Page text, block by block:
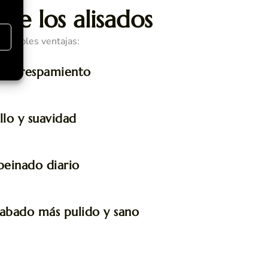
los alisados
ventajas:
y suavidad
diario
más pulido y sano